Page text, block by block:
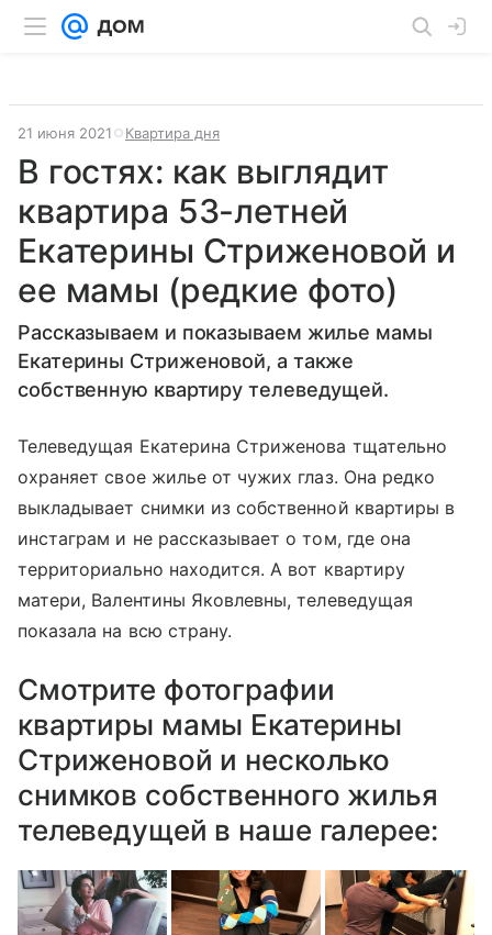
21 июня 2021 Квартира дня
В гостях: как выглядит
квартира 53-летней
Екатерины Стриженовой и
ее мамы (редкие фото)
Рассказываем и показываем жилье мамы
Екатерины Стриженовой, а также
собственную квартиру телеведущей.
Телеведущая Екатерина Стриженова тщательно
охраняет свое жилье от чужих глаз. Она редко
выкладывает снимки из собственной квартиры в
инстаграм и не рассказывает о том, где она
территориально находится. А вот квартиру
матери, Валентины Яковлевны, телеведущая
показала на всю страну.
Смотрите фотографии
квартиры мамы Екатерины
Стриженовой и несколько
снимков собственного жилья
телеведущей в наше галерее: